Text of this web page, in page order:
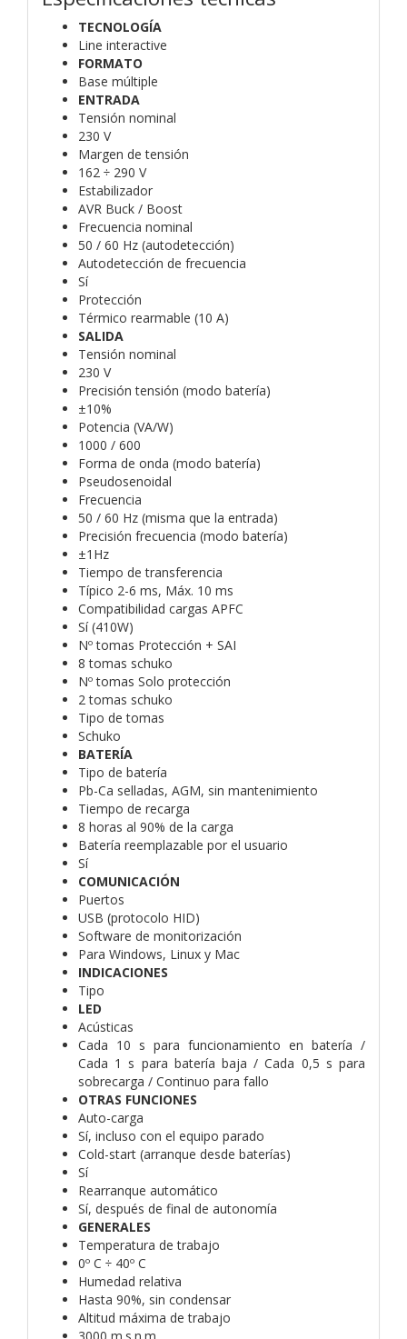
TECNOLOGÍA
Line interactive
FORMATO
Base múltiple
ENTRADA
Tensión nominal
230 V
Margen de tensión
162 ÷ 290 V
Estabilizador
AVR Buck / Boost
Frecuencia nominal
50 / 60 Hz (autodetección)
Autodetección de frecuencia
Sí
Protección
Térmico rearmable (10 A)
SALIDA
Tensión nominal
230 V
Precisión tensión (modo batería)
±10%
Potencia (VA/W)
1000 / 600
Forma de onda (modo batería)
Pseudosenoidal
Frecuencia
50 / 60 Hz (misma que la entrada)
Precisión frecuencia (modo batería)
±1Hz
Tiempo de transferencia
Típico 2-6 ms, Máx. 10 ms
Compatibilidad cargas APFC
Sí (410W)
Nº tomas Protección + SAI
8 tomas schuko
Nº tomas Solo protección
2 tomas schuko
Tipo de tomas
Schuko
BATERÍA
Tipo de batería
Pb-Ca selladas, AGM, sin mantenimiento
Tiempo de recarga
8 horas al 90% de la carga
Batería reemplazable por el usuario
Sí
COMUNICACIÓN
Puertos
USB (protocolo HID)
Software de monitorización
Para Windows, Linux y Mac
INDICACIONES
Tipo
LED
Acústicas
Cada 10 s para funcionamiento en batería /
Cada 1 s para batería baja / Cada 0,5 s para
sobrecarga / Continuo para fallo
OTRAS FUNCIONES
Auto-carga
Sí, incluso con el equipo parado
Cold-start (arranque desde baterías)
Sí
Rearranque automático
Sí, después de final de autonomía
GENERALES
Temperatura de trabajo
0º C ÷ 40º C
Humedad relativa
Hasta 90%, sin condensar
Altitud máxima de trabajo
3000 m.s.n.m.